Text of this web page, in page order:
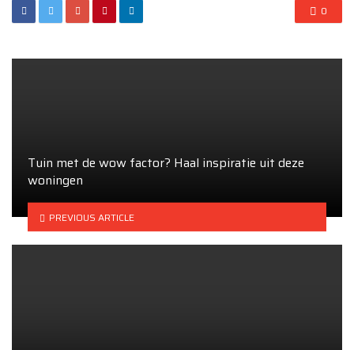
0
Tuin met de wow factor? Haal inspiratie uit deze
woningen
PREVIOUS ARTICLE